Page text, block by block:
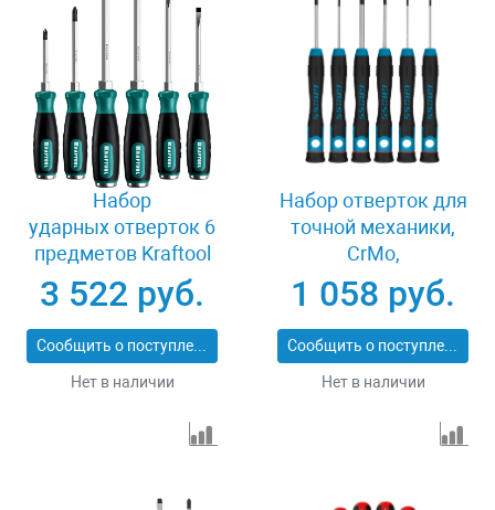
Набор
ударных отверток 6
предметов Kraftool
25025
3 522 руб.
Сообщить о поступлении
Нет в наличии
Набор отверток для
точной механики,
CrMo,
двухкомпонентные
рукоятки, 6 шт,
пластиковый бокс
Gross 13347
1 058 руб.
Сообщить о поступлении
Нет в наличии